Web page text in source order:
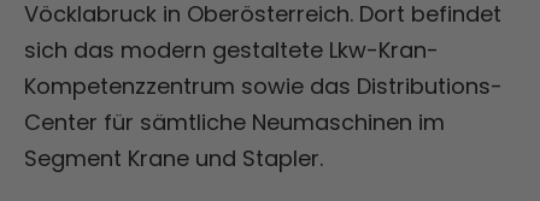
Vöcklabruck in Oberösterreich. Dort befindet
sich das modern gestaltete Lkw-Kran-
Kompetenzzentrum sowie das Distributions-
Center für sämtliche Neumaschinen im
Segment Krane und Stapler.